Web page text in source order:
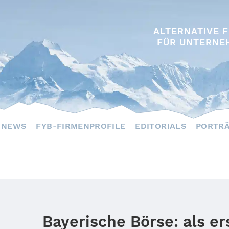
ALTERNATIVE
FÜR
NEWS FYB-FIRMENPROFILE EDITORIALS
Bayerische Börse: als